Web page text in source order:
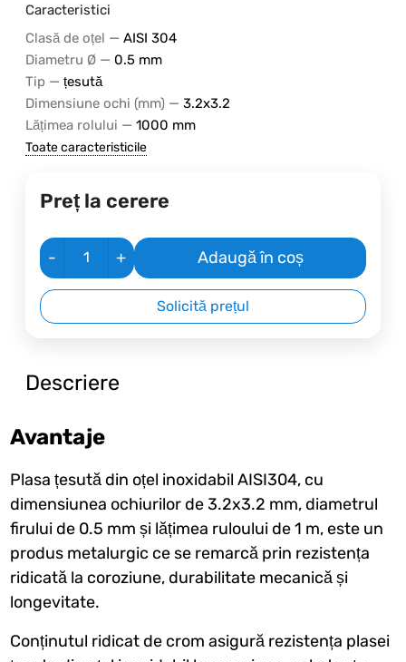
Caracteristici
Clasă de oțel — AISI 304
Diametru Ø — 0.5 mm
Tip — țesută
Dimensiune ochi (mm) — 3.2x3.2
Lățimea rolului — 1000 mm
Toate caracteristicile
Preț la cerere
- + Adaugă în coș
Solicită prețul
Descriere
Avantaje
Plasa țesută din oțel inoxidabil AISI304, cu
dimensiunea ochiurilor de 3.2x3.2 mm, diametrul
firului de 0.5 mm și lățimea ruloului de 1 m, este un
produs metalurgic ce se remarcă prin rezistența
ridicată la coroziune, durabilitate mecanică și
longevitate.
Conținutul ridicat de crom asigură rezistența plasei